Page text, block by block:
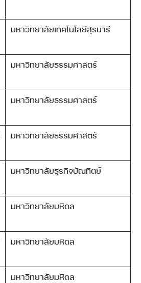
มหาวิทยาลัยเทคโนโลยีสุรนารี
มหาวิทยาลัยธรรมศาสตร์
มหาวิทยาลัยธรรมศาสตร์
มหาวิทยาลัยธรรมศาสตร์
มหาวิทยาลัยธุรกิจบัณทิตย์
มหาวิทยาลัยมหิดล
มหาวิทยาลัยมหิดล
มหาวิทยาลัยมหิดล